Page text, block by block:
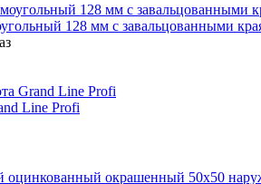
128 мм с завальцованными
Line Profi